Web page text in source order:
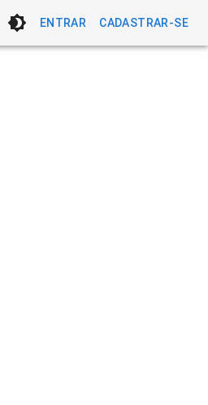
ENTRAR CADASTRAR-SE